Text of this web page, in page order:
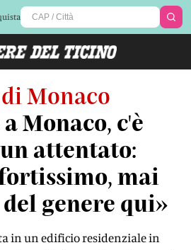
Monaco
Monaco, c'è
attentato:
mai
genere qui»
in un edificio residenziale in